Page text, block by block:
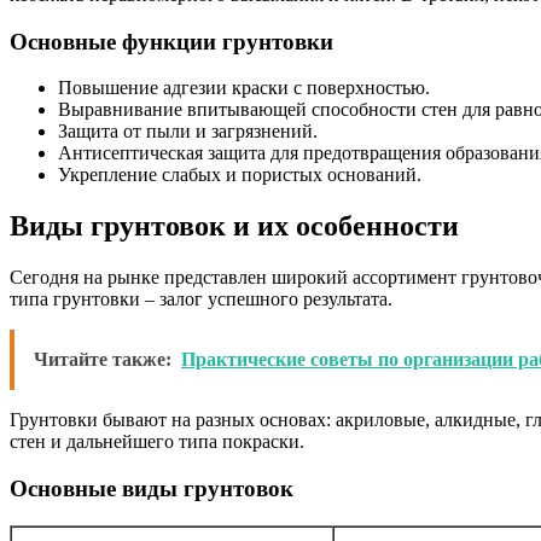
Основные функции грунтовки
Повышение адгезии краски с поверхностью.
Выравнивание впитывающей способности стен для
Защита от пыли и загрязнений.
Антисептическая защита для предотвращения
Укрепление слабых и пористых оснований.
Виды грунтовок и их особенности
Сегодня на рынке представлен широкий ассортимент
типа грунтовки – залог успешного результата.
Читайте также: Практические советы по организации
Грунтовки бывают на разных основах: акриловые, алкидные,
стен и дальнейшего типа покраски.
Основные виды грунтовок